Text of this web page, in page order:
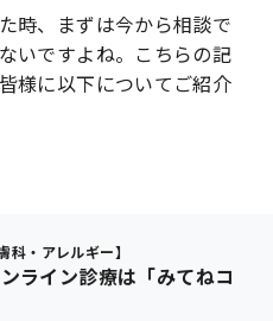
時、まずは今から相談で
いですよね。こちらの記
様に以下についてご紹介
科・アレルギー】
ライン診療は「みてねコ